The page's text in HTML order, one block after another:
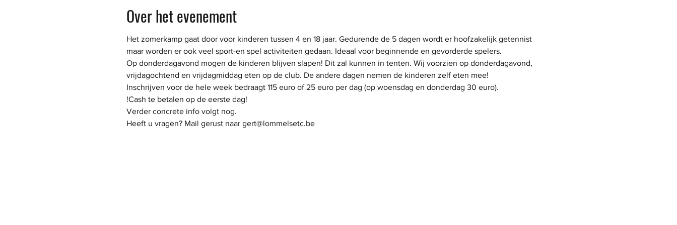
Over het evenement
Het zomerkamp gaat door voor kinderen tussen 4 en 18 jaar. Gedurende de 5 dagen wordt er hoofzakelijk getennist
maar worden er ook veel sport-en spel activiteiten gedaan. Ideaal voor beginnende en gevorderde spelers.
Op donderdagavond mogen de kinderen blijven slapen! Dit zal kunnen in tenten. Wij voorzien op donderdagavond,
vrijdagochtend en vrijdagmiddag eten op de club. De andere dagen nemen de kinderen zelf eten mee!
Inschrijven voor de hele week bedraagt 115 euro of 25 euro per dag (op woensdag en donderdag 30 euro).
!Cash te betalen op de eerste dag!
Verder concrete info volgt nog.
Heeft u vragen? Mail gerust naar gert@lommelsetc.be